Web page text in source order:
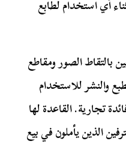
أي استخدام لطابع
بالتقاط الصور ومقاطع
والنشر للاستخدام
تجارية. القاعدة لها
الذين يأملون في بيع